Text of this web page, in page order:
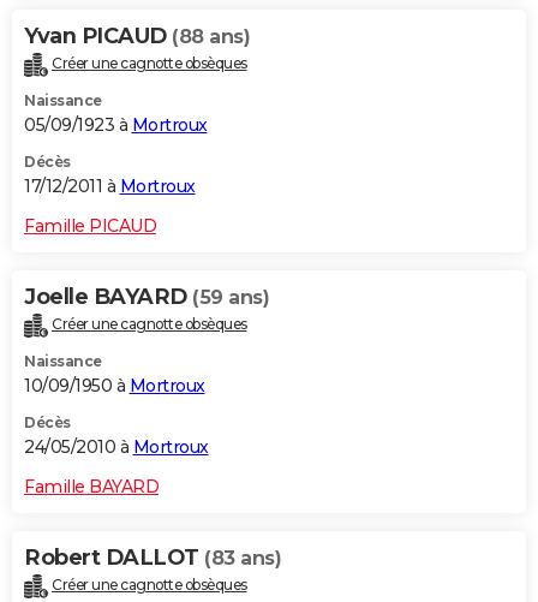
Yvan PICAUD (88 ans)
Créer une cagnotte obsèques
Naissance
05/09/1923 à Mortroux
Décès
17/12/2011 à Mortroux
Famille PICAUD
Joelle BAYARD (59 ans)
Créer une cagnotte obsèques
Naissance
10/09/1950 à Mortroux
Décès
24/05/2010 à Mortroux
Famille BAYARD
Robert DALLOT (83 ans)
Créer une cagnotte obsèques